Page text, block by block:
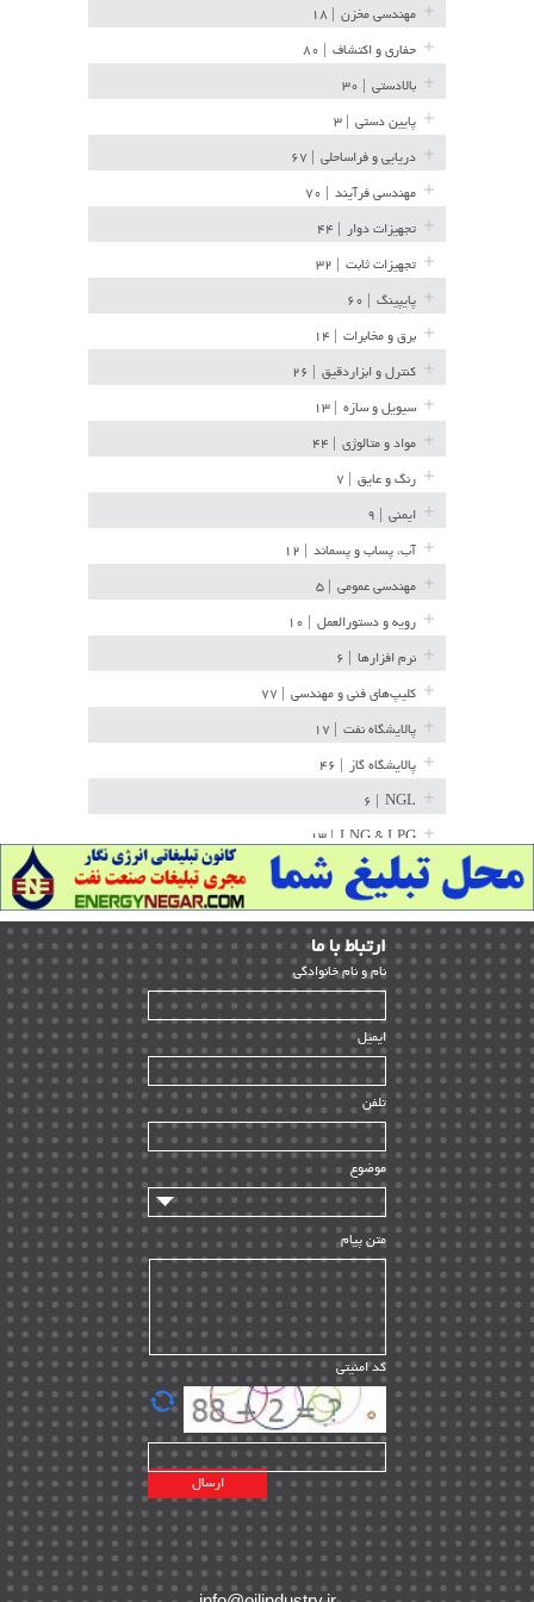
مهندسی مخزن
حفاری و اکتشاف
بالادستی
پایین دستی
دریایی و فراساحلی
مهندسی فرآیند
تجهیزات دوار
تجهیزات ثابت
پایپینگ
برق و مخابرات
کنترل و ابزاردقیق
سیویل و سازه
مواد و متالوژی
رنگ و عایق
ایمنی
آب، پساب و پسماند
مهندسی عمومی
رویه و دستورالعمل
نرم افزارها
کلیپ‌های فنی و مهندسی
پالایشگاه نفت
پالایشگاه گاز
NGL
LNG & LPG | ۱۳
خط لوله | ۳۶
مخازن ذخیره | ۱۵
پتروشیمی | ۱۴
بازرسی و QC | ۱۵
HSE | ۳۹
ساخت و نصب | ۱۲
راه اندازی | ۹
سازندگان و تامین کنندگان | ۱۰
تامین مالی و سرمایه گذاری | ۳۲
ماشین آلات
مدیریت پروژه
مدیریت دانش
مدیریت سازمانی و عمومی | ۲
تأمین کالا | ۱۳
EPC | ۲۰
پیمانکاران بین المللی | ۸
اطلاعات انرژی کشورها | ۱۴
پروژه های خارجی | ۱۵
نقشه های نفت و گاز خارجی | ۱۰
شرکت های نفتی | ۱۴
پلانت های فعال | ۴۰
ارﺗﺒﺎط ﺑﺎ ما
ﻧﺎم و ﻧﺎم ﺧﺎﻧﻮادﮔﻰ
ایمیل
تلفن
موضوع
متن پیام
کد امنیتی